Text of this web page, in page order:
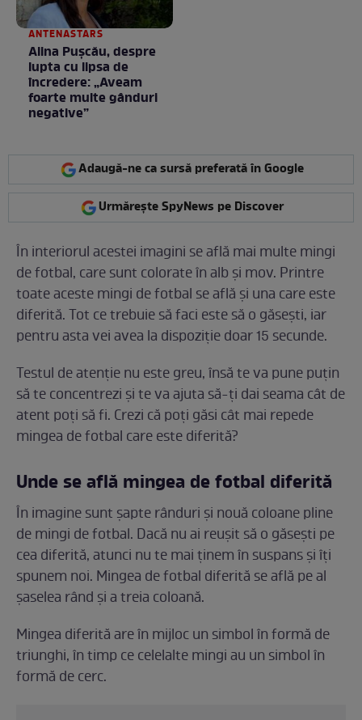
ANTENASTARS
Alina Pușcău, despre
lupta cu lipsa de
încredere: „Aveam
foarte multe gânduri
negative”
Adaugă-ne ca sursă preferată în Google
Urmărește SpyNews pe Discover
În interiorul acestei imagini se află mai multe mingi
de fotbal, care sunt colorate în alb și mov. Printre
toate aceste mingi de fotbal se află și una care este
diferită. Tot ce trebuie să faci este să o găsești, iar
pentru asta vei avea la dispoziție doar 15 secunde.
Testul de atenție nu este greu, însă te va pune puțin
să te concentrezi și te va ajuta să-ți dai seama cât de
atent poți să fi. Crezi că poți găsi cât mai repede
mingea de fotbal care este diferită?
Unde se află mingea de fotbal diferită
În imagine sunt șapte rânduri și nouă coloane pline
de mingi de fotbal. Dacă nu ai reușit să o găsești pe
cea diferită, atunci nu te mai ținem în suspans și îți
spunem noi. Mingea de fotbal diferită se află pe al
șaselea rând și a treia coloană.
Mingea diferită are în mijloc un simbol în formă de
triunghi, în timp ce celelalte mingi au un simbol în
formă de cerc.